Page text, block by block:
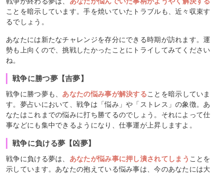
ことを暗示しています。手を焼いていたトラブルも、近々収束す
るでしょう。
あなたには新たなチャレンジを存分にできる時期が訪れます。運
勢も上向くので、挑戦したかったことにトライしてみてください
ね。
戦争に勝つ夢【吉夢】
戦争に勝つ夢も、 あなたの悩み事が解決することを暗示していま
す。夢占いにおいて、戦争は「悩み」や「ストレス」の象徴。あ
なたはこれまでの悩みに打ち勝てるのでしょう。それによって仕
事などにも集中できるようになり、仕事運が上昇しますよ。
戦争に負ける夢【凶夢】
戦争に負ける夢は、 あなたが悩み事に押し潰されてしまう ことを
示しています。あなたの抱えている悩み事は、今のあなたには大